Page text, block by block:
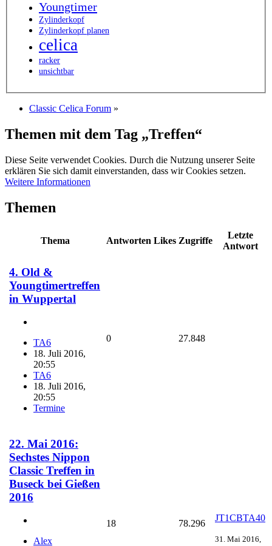
Youngtimer
Zylinderkopf
Zylinderkopf planen
celica
racker
unsichtbar
Classic Celica Forum »
Themen mit dem Tag „Treffen“
Diese Seite verwendet Cookies. Durch die Nutzung unserer Seite
erklären Sie sich damit einverstanden, dass wir Cookies setzen.
Weitere Informationen
Themen
Thema Antworten Likes Zugriffe
Letzte
Antwort
4. Old &
Youngtimertreffen
in Wuppertal
TA6
18. Juli 2016,
20:55
TA6
18. Juli 2016,
20:55
Termine
0 27.848
22. Mai 2016:
Sechstes Nippon
Classic Treffen in
Buseck bei Gießen
2016
Alex
18 78.296
JT1CBTA40
31. Mai 2016,